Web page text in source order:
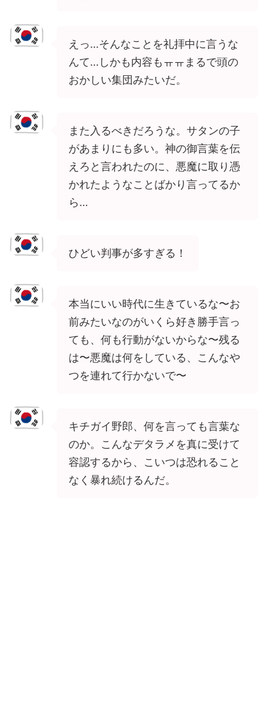
えっ…そんなことを礼拝中に言うな
んて…しかも内容もㅠㅠまるで頭の
おかしい集団みたいだ。
また入るべきだろうな。サタンの子
があまりにも多い。神の御言葉を伝
えろと言われたのに、悪魔に取り憑
かれたようなことばかり言ってるか
ら…
ひどい判事が多すぎる！
本当にいい時代に生きているな〜お
前みたいなのがいくら好き勝手言っ
ても、何も行動がないからな〜残る
は〜悪魔は何をしている、こんなや
つを連れて行かないで〜
キチガイ野郎、何を言っても言葉な
のか。こんなデタラメを真に受けて
容認するから、こいつは恐れること
なく暴れ続けるんだ。